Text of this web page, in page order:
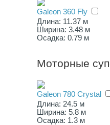
Galeon 360 Fly
Длина: 11.37 м
Ширина: 3.48 м
Осадка: 0.79 м
Моторные
Galeon 780 Crystal
Длина: 24.5 м
Ширина: 5.8 м
Осадка: 1.3 м